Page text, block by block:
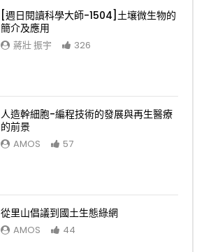
[週日閱讀科學大師-1504]土壤微生物的
簡介及應用
蔣壯 振宇 326
人造幹細胞-編程技術的發展與再生醫療
的前景
AMOS 57
從里山倡議到國土生態綠網
AMOS 44